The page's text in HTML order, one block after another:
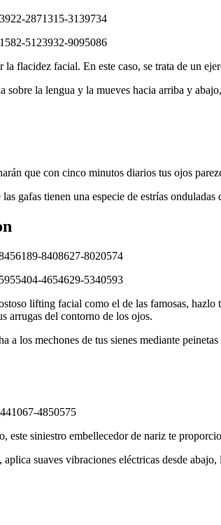
la flacidez facial. En este caso, se trata de un
sobre la lengua y la mueves hacia arriba y
que con cinco minutos diarios tus ojos
gafas tienen una especie de estrías
lifting facial como el de las famosas,
arrugas del contorno de los ojos.
a los mechones de tus sienes mediante
este siniestro embellecedor de nariz te
, aplica suaves vibraciones eléctricas desde